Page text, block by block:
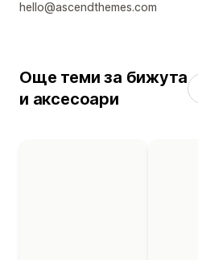
hello@ascendthemes.com
Още теми за бижута
и аксесоари